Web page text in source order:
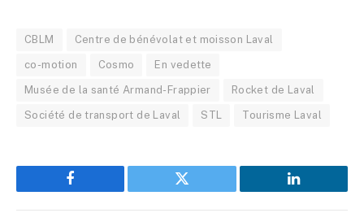
CBLM Centre de bénévolat et moisson Laval
co-motion Cosmo En vedette
Musée de la santé Armand-Frappier Rocket de Laval
Société de transport de Laval STL Tourisme Laval
Facebook Twitter LinkedIn